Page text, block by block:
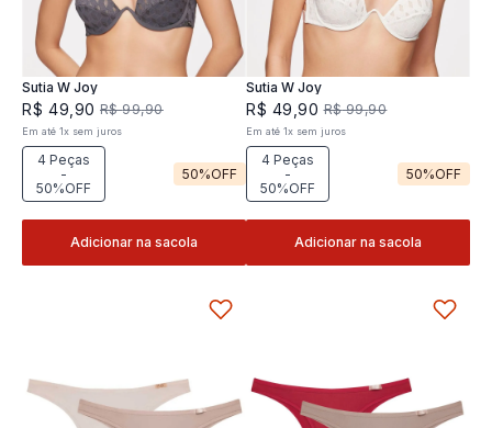
Sutia W Joy
R$ 49 90 R$ 99,90
Em até1x sem juros
4 Peças
-
50%OFF
50%OFF
Adicionar na sacola
Sutia W Joy
R$ 49 ,90 R$ 99,90
Em até 1x sem juros
4 Peças
-
50%OFF
50%OFF
Adicionar na sacola